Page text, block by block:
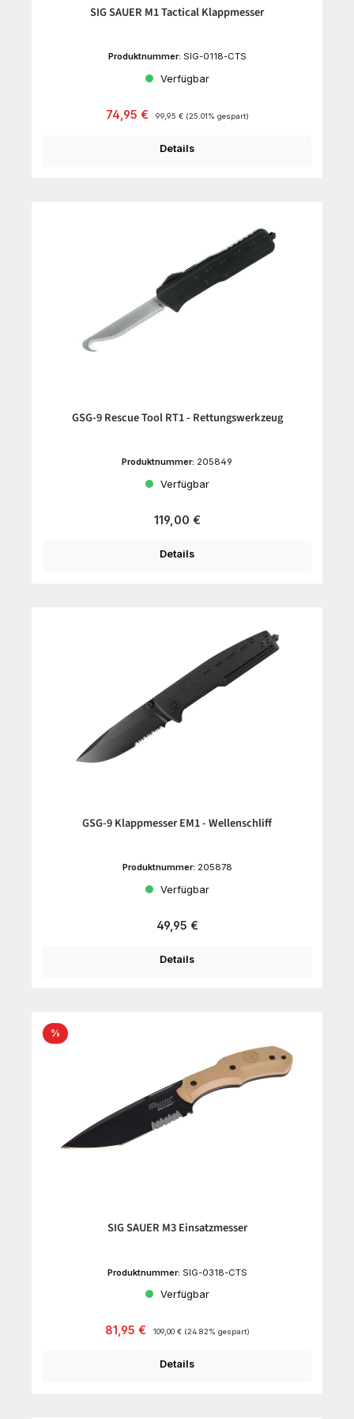
SIG SAUER M1 Tactical Klappmesser
Produktnummer: SIG-0118-CTS
Verfügbar
Verkaufspreis:
74,95 € 99,95 € (25.01% gespart)
Details
GSG-9 Rescue Tool RT1 - Rettungswerkzeug
Produktnummer: 205849
Verfügbar
Regulärer Preis:
119,00 €
Details
GSG-9 Klappmesser EM1 - Wellenschliff
Produktnummer: 205878
Verfügbar
Regulärer Preis:
49,95 €
Details
%Rabatt
SIG SAUER M3 Einsatzmesser
Produktnummer: SIG-0318-CTS
Verfügbar
Verkaufspreis:
81,95 € Regulärer Preis:
109,00 € (24.82% gespart)
Details